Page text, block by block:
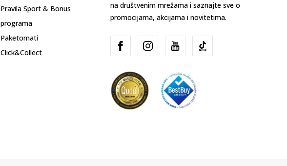
Pravila Sport & Bonus
programa
Paketomati
Click&Collect
na društvenim mrežama i saznajte sve o
promocijama, akcijama i novitetima.